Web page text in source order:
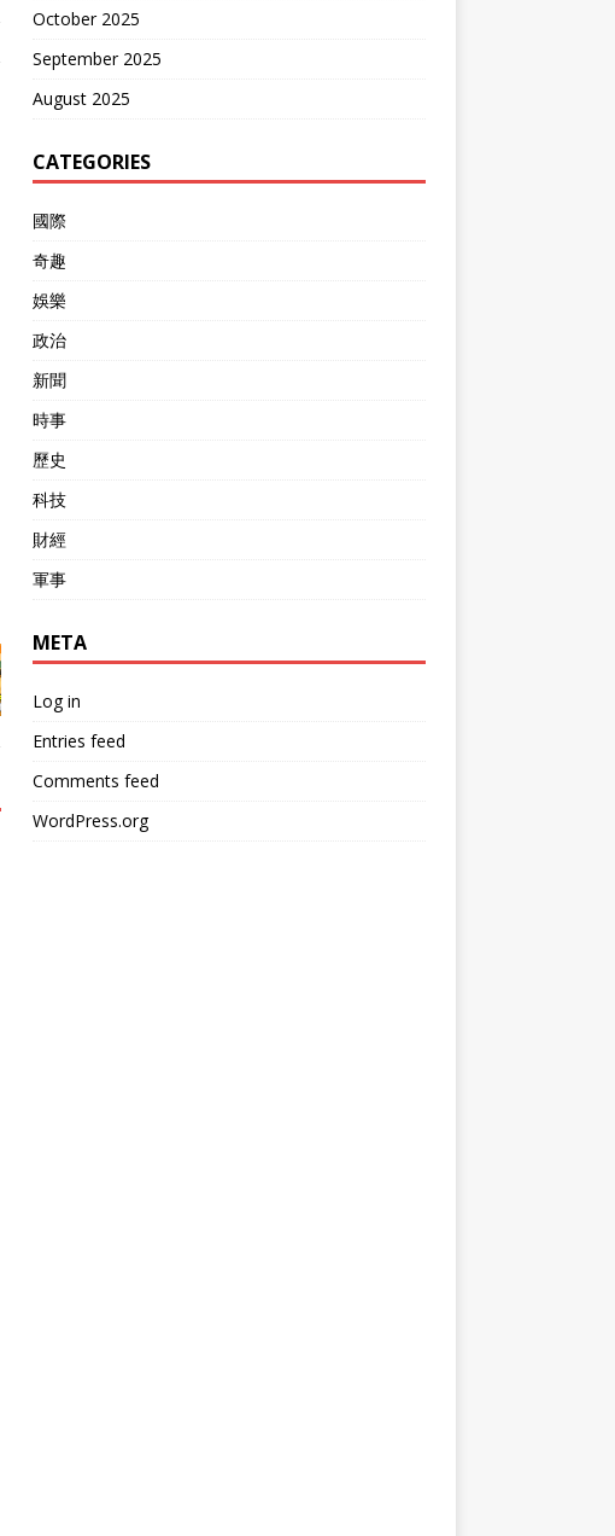
October 2025
September 2025
August 2025
CATEGORIES
國際
奇趣
娛樂
政治
新聞
時事
歷史
科技
財經
軍事
META
Log in
Entries feed
Comments feed
WordPress.org